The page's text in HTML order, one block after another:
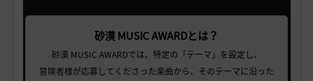
砂漠 MUSIC AWARDとは？
砂漠 MUSIC AWARDでは、特定の「テーマ」を設定し、
冒険者様が応募してくださった楽曲から、そのテーマに沿った